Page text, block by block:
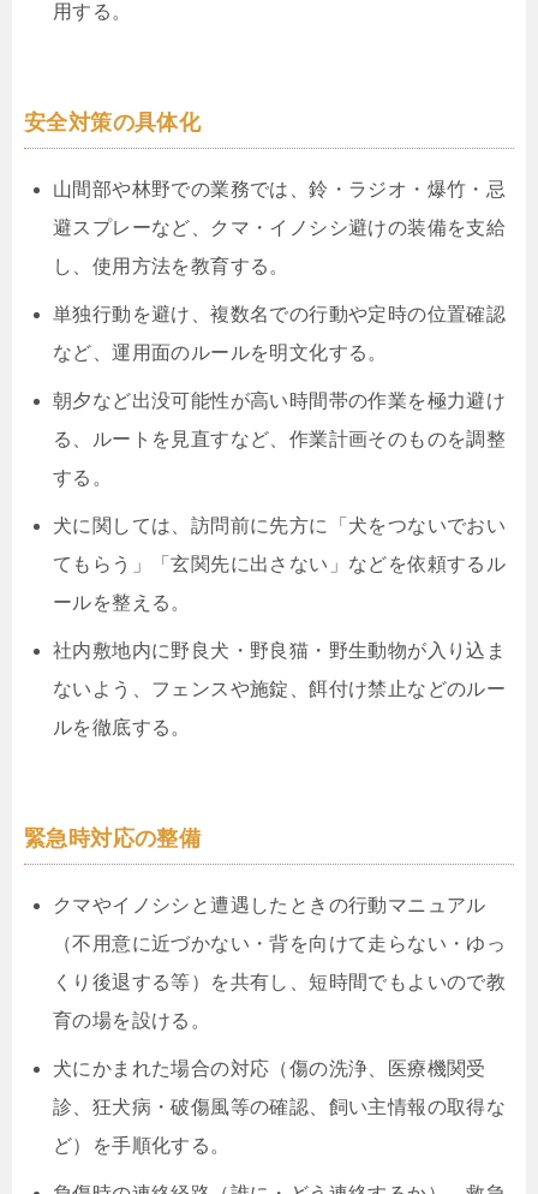
用する。
安全対策の具体化
山間部や林野での業務では、鈴・ラジオ・爆竹・忌
避スプレーなど、クマ・イノシシ避けの装備を支給
し、使用方法を教育する。
単独行動を避け、複数名での行動や定時の位置確認
など、運用面のルールを明文化する。
朝夕など出没可能性が高い時間帯の作業を極力避け
る、ルートを見直すなど、作業計画そのものを調整
する。
犬に関しては、訪問前に先方に「犬をつないでおい
てもらう」「玄関先に出さない」などを依頼するル
ールを整える。
社内敷地内に野良犬・野良猫・野生動物が入り込ま
ないよう、フェンスや施錠、餌付け禁止などのルー
ルを徹底する。
緊急時対応の整備
クマやイノシシと遭遇したときの行動マニュアル
（不用意に近づかない・背を向けて走らない・ゆっ
くり後退する等）を共有し、短時間でもよいので教
育の場を設ける。
犬にかまれた場合の対応（傷の洗浄、医療機関受
診、狂犬病・破傷風等の確認、飼い主情報の取得な
ど）を手順化する。